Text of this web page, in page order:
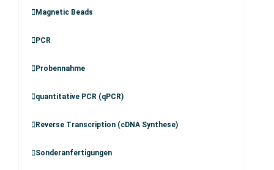
Magnetic Beads
PCR
Probennahme
quantitative PCR (qPCR)
Reverse Transcription (cDNA Synthese)
Sonderanfertigungen